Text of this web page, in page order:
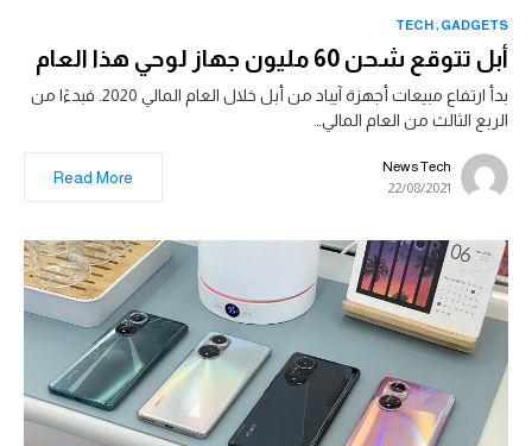
GADGETS
TECH
أبل تتوقع شحن 60 مليون جهاز لوحي هذا العام
بدأ ارتفاع مبيعات أجهزة آيباد من أبل خلال العام المالي 2020. فبدءًا من
الربع الثالث من العام المالي…
News Tech
22/08/2021
Read More